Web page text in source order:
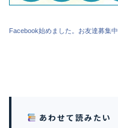
Facebook始めました。お友達募集中
あわせて読みたい